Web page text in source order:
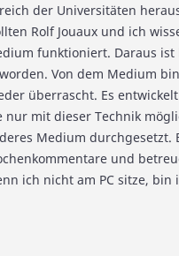
der Universitäten
Rolf Jouaux und ich
funktioniert. Daraus ist
Von dem Medium
überrascht. Es
nur mit dieser Technik
Medium durchgesetzt.
und
ich nicht am PC sitze, bin